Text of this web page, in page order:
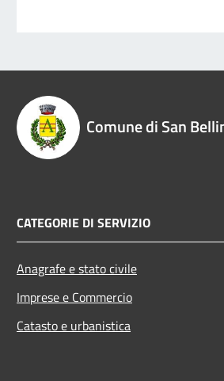
Comune di San
CATEGORIE DI SERVIZIO
Anagrafe e stato civile
Imprese e Commercio
Catasto e urbanistica